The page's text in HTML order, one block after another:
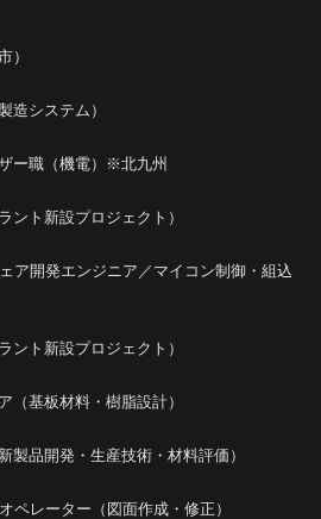
）
造システム）
ー職（機電）※北九州
ント新設プロジェクト）
ア開発エンジニア／マイコン制御・組込
ント新設プロジェクト）
（基板材料・樹脂設計）
製品開発・生産技術・材料評価）
ペレーター（図面作成・修正）